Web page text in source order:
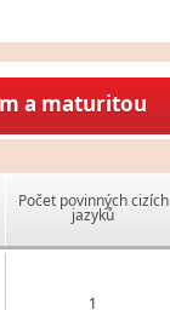
a maturitou
Počet povinných cizích
jazyků
1